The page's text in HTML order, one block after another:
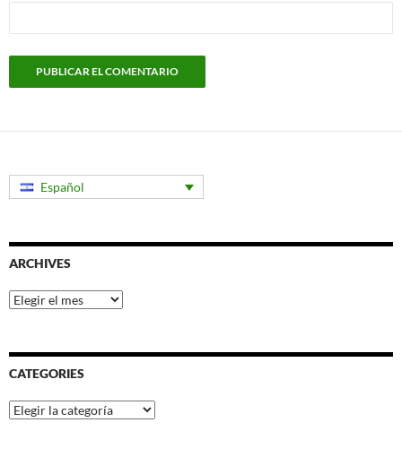
Español
ARCHIVES
Archives
CATEGORIES
Categories